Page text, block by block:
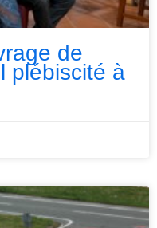
de
plébiscité à